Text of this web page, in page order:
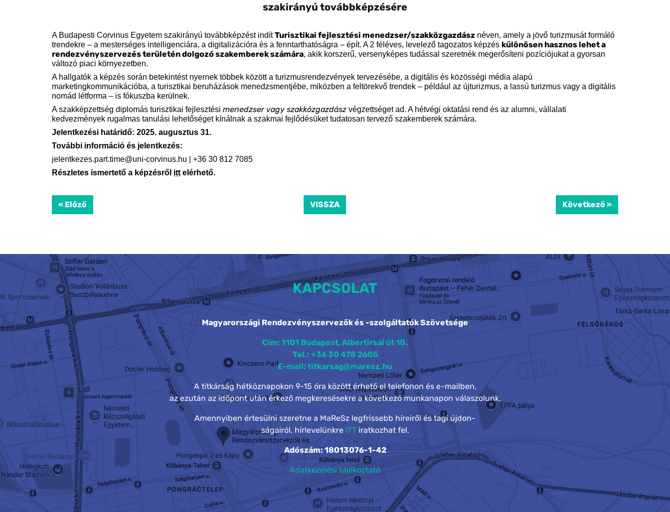
szakirányú továbbképzésére
A Budapesti Corvinus Egyetem szakirányú továbbképzést indítTurisztikai fejlesztési menedzser/szakközgazdász néven, amely a jövő turizmusát formáló
trendekre – a mesterséges intelligenciára, a digitalizációra és a fenntarthatóságra – épít. A 2 féléves, levelező tagozatos képzés különösen hasznos lehet a
rendezvényszervezés területén dolgozó szakemberek számára, akik korszerű, versenyképes tudással szeretnék megerősíteni pozíciójukat a gyorsan
változó piaci környezetben.
A hallgatók a képzés során betekintést nyernek többek között a turizmusrendezvények tervezésébe, a digitális és közösségi média alapú
marketingkommunikációba, a turisztikai beruházások menedzsmentjébe, miközben a feltörekvő trendek – például az újturizmus, a lassú turizmus vagy a digitális
nomád létforma – is fókuszba kerülnek.
A szakképzettség diplomás turisztikai fejlesztési menedzser vagy szakközgazdász végzettséget ad. A hétvégi oktatási rend és az alumni, vállalati
kedvezmények rugalmas tanulási lehetőséget kínálnak a szakmai fejlődésüket tudatosan tervező szakemberek számára.
Jelentkezési határidő: 2025. augusztus 31.
További információ és jelentkezés:
jelentkezes.part.time@uni-corvinus.hu | +36 30 812 7085
Részletes ismertető a képzésről itt elérhető.
« Előző VISSZA Következő »
KAPCSOLAT
Magyarországi Rendezvényszervezők és -szolgáltatók Szövetsége
Cím: 1101 Budapest, Albertirsai út 10.
Tel.: +36 30 478 2605
E-mail: titkarsag@maresz.hu
A titkárság hétköznapokon 9-15 óra között érhető el telefonon és e-mailben,
az ezután az időpont után érkező megkeresésekre a következő munkanapon válaszolunk.
Amennyiben értesülni szeretne a MaReSz legfrissebb híreiről és tagi újdon-
ságairól, hírlevelünkre ITTiratkozhat fel.
Adószám: 18013076-1-42
Adatkezelési tájékoztató